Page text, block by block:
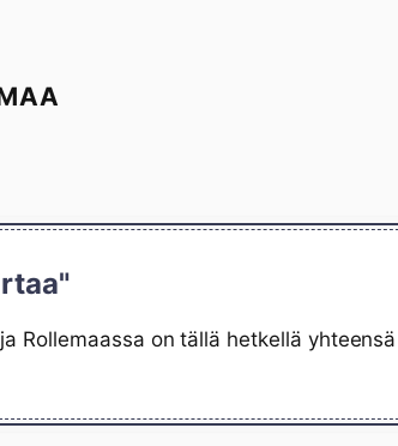
Rollemaassa on tällä hetkellä yhteensä